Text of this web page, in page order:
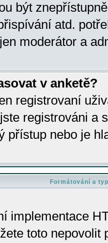
být
atd.
moderátor a
v anketě?
registrovaní
registrováni a
přístup nebo je
Formátování a
implementace
toto